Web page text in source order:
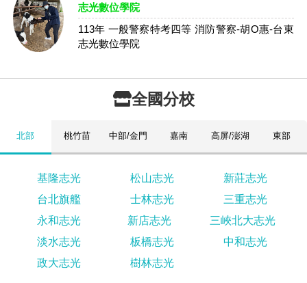
志光數位學院
113年 一般警察特考四等 消防警察-胡O惠-台東
志光數位學院
全國分校
北部 桃竹苗 中部/金門 嘉南 高屏/澎湖 東部
基隆志光 松山志光
新莊志光
台北旗艦
士林志光
三重志光
永和志光
新店志光
三峽北大志光
淡水志光
板橋志光
中和志光
政大志光
樹林志光